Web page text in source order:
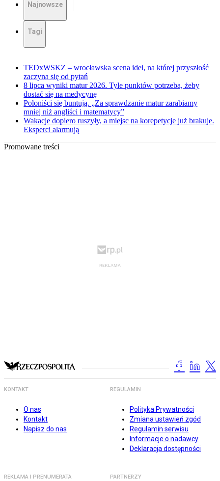
Najnowsze
Tagi
TEDxWSKZ – wrocławska scena idei, na której przyszłość
zaczyna się od pytań
8 lipca wyniki matur 2026. Tyle punktów potrzeba, żeby
dostać się na medycynę
Poloniści się buntują. „Za sprawdzanie matur zarabiamy
mniej niż angliści i matematycy”
Wakacje dopiero ruszyły, a miejsc na korepetycje już brakuje.
Eksperci alarmują
Promowane treści
KONTAKT
O nas
Kontakt
Napisz do nas
REGULAMIN
Polityka Prywatności
Zmiana ustawień zgód
Regulamin serwisu
Informacje o nadawcy
Deklaracja dostępności
REKLAMA I PRENUMERATA PARTNERZY